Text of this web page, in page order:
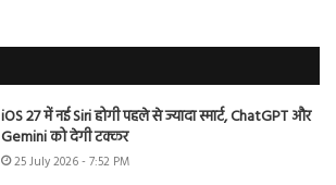
iOS 27 में नई Siri होगी पहले से ज्यादा स्मार्ट, ChatGPT और
Gemini को देगी टक्कर
25 July 2026 - 7:52 PM